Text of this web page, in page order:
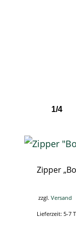
1/4
Zipper
zzgl.Versand
Lieferzeit: 5-7